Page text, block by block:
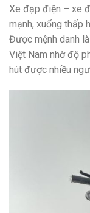
Xe đạp điện – xe
mạnh, xuống thấp
Được mệnh danh
Việt Nam nhờ độ
hút được nhiều